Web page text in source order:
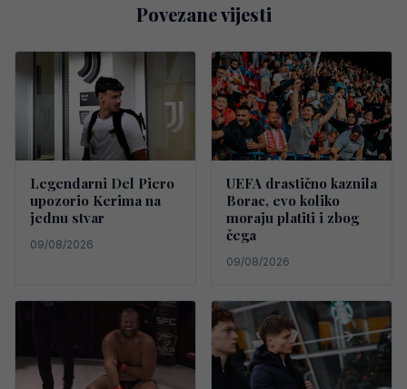
Povezane vijesti
Legendarni Del Piero
upozorio Kerima na
jednu stvar
09/08/2026
UEFA drastično kaznila
Borac, evo koliko
moraju platiti i zbog
čega
09/08/2026